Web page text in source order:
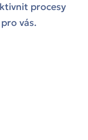
procesy
vás.